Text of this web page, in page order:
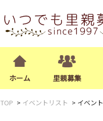
ホーム 里親募集
TOP イベントリスト イベン